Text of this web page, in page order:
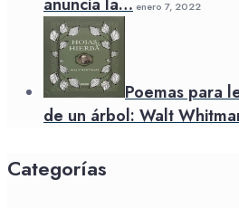
enero 7, 2022
Poemas para
de un árbol: Walt
Categorías